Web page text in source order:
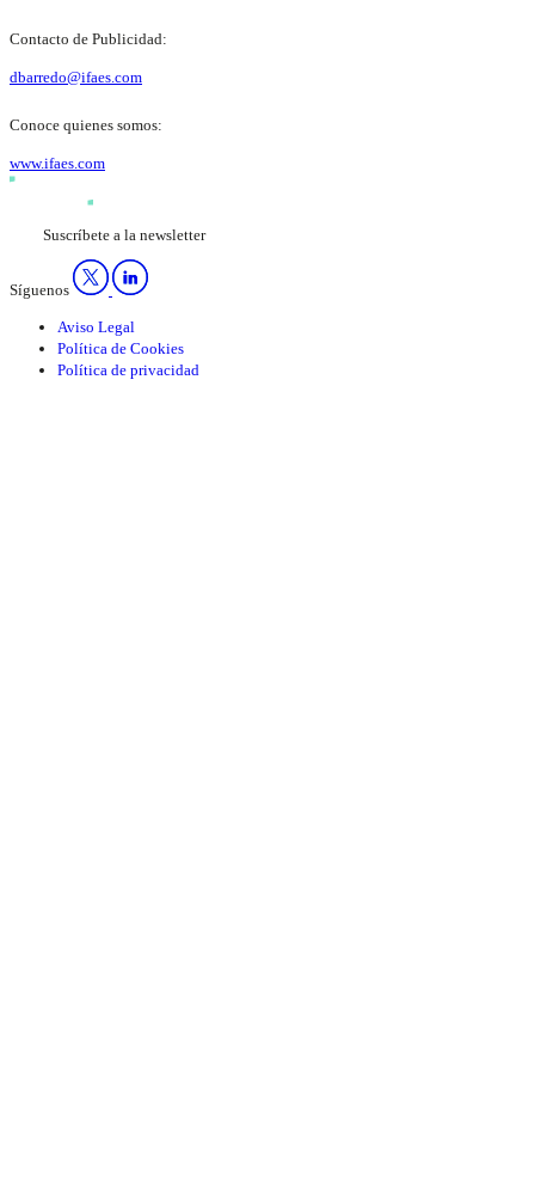
Contacto de Publicidad:
dbarredo@ifaes.com
Conoce quienes somos:
www.ifaes.com
Suscríbete a la newsletter
Síguenos
Aviso Legal
Política de Cookies
Política de privacidad